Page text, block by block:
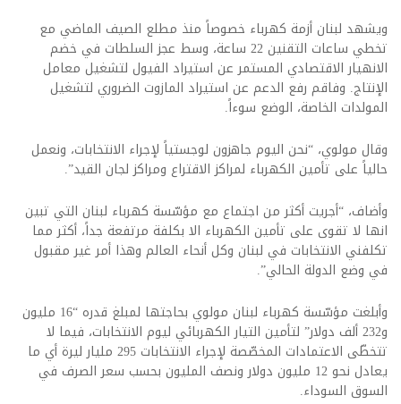
ويشهد لبنان أزمة كهرباء خصوصاً منذ مطلع الصيف الماضي مع
تخطي ساعات التقنين 22 ساعة، وسط عجز السلطات في خضم
الانهيار الاقتصادي المستمر عن استيراد الفيول لتشغيل معامل
الإنتاج. وفاقم رفع الدعم عن استيراد المازوت الضروري لتشغيل
المولدات الخاصة، الوضع سوءاً.
وقال مولوي، “نحن اليوم جاهزون لوجستياً لإجراء الانتخابات، ونعمل
حالياً على تأمين الكهرباء لمراكز الاقتراع ومراكز لجان القيد”.
وأضاف، “أجريت أكثر من اجتماع مع مؤسّسة كهرباء لبنان التي تبين
انها لا تقوى على تأمين الكهرباء الا بكلفة مرتفعة جداً، أكثر مما
تكلفني الانتخابات في لبنان وكل أنحاء العالم وهذا أمر غير مقبول
في وضع الدولة الحالي”.
وأبلغت مؤسّسة كهرباء لبنان مولوي بحاجتها لمبلغ قدره “16 مليون
و232 ألف دولار” لتأمين التيار الكهربائي ليوم الانتخابات، فيما لا
تتخطّى الاعتمادات المخصّصة لإجراء الانتخابات 295 مليار ليرة أي ما
يعادل نحو 12 مليون دولار ونصف المليون بحسب سعر الصرف في
السوق السوداء.